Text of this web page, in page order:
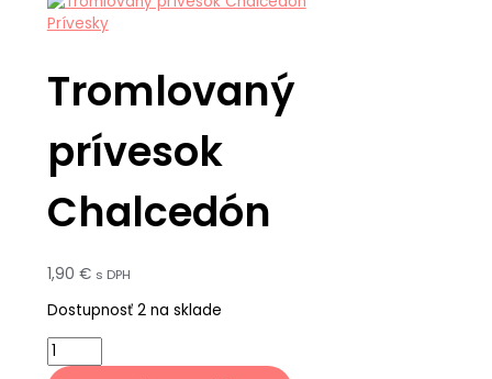
Prívesky
Tromlovaný
prívesok
Chalcedón
1,90 € s DPH
Dostupnosť 2 na sklade